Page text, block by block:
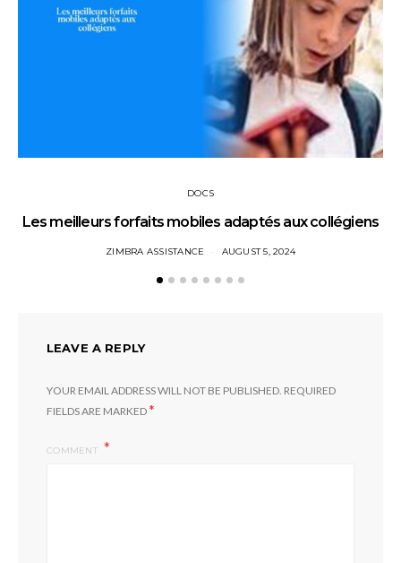
DOCS
Les meilleurs forfaits mobiles adaptés aux collégiens
ZIMBRA ASSISTANCE AUGUST 5, 2024
LEAVE A REPLY
YOUR EMAIL ADDRESS WILL NOT BE PUBLISHED. REQUIRED
FIELDS ARE MARKED*
COMMENT